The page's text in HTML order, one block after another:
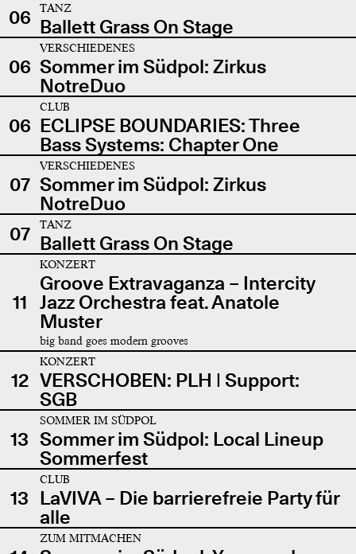
06
TANZ
Ballett Grass On Stage
06
VERSCHIEDENES
Sommer im Südpol: Zirkus
NotreDuo
06
CLUB
ECLIPSE BOUNDARIES: Three
Bass Systems: Chapter One
07
VERSCHIEDENES
Sommer im Südpol: Zirkus
NotreDuo
07
TANZ
Ballett Grass On Stage
11
KONZERT
Groove Extravaganza – Intercity
Jazz Orchestra feat. Anatole
Muster
big band goes modern grooves
12
KONZERT
VERSCHOBEN: PLH | Support:
SGB
13
SOMMER IM SÜDPOL
Sommer im Südpol: Local Lineup
Sommerfest
13
CLUB
LaVIVA – Die barrierefreie Party für
alle
ZUM MITMACHEN